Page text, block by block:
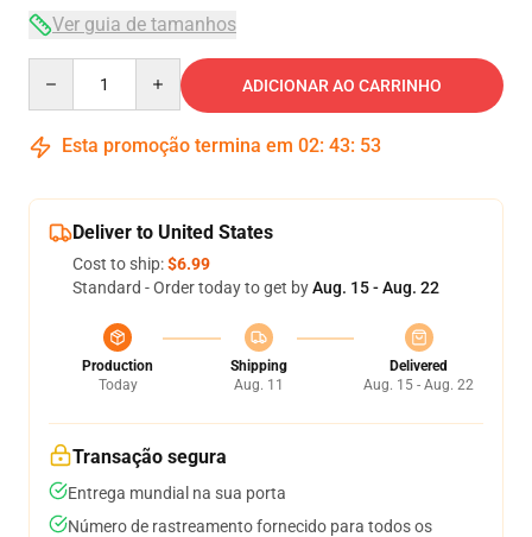
Ver guia de tamanhos
ADICIONAR AO CARRINHO
Esta promoção termina em 02: 43: 53
Deliver to United States
Cost to ship:$6.99
Standard - Order today to get byAug. 15 - Aug. 22
Production
Today
Shipping
Aug. 11
Delivered
Aug. 15 - Aug. 22
Transação segura
Entrega mundial na sua porta
Número de rastreamento fornecido para todos os